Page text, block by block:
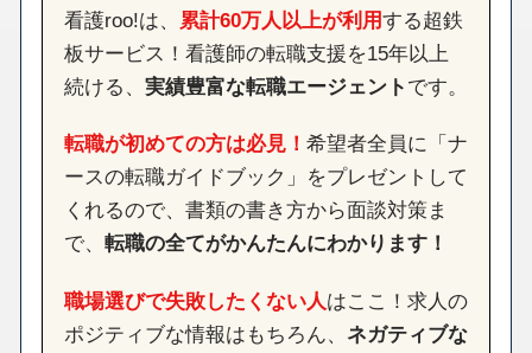
看護roo!は、 累計60万人以上が利用する超鉄
板サービス！看護師の転職支援を15年以上
続ける、 実績豊富な転職エージェント です。
転職が初めての方は必見！ 希望者全員に「ナ
ースの転職ガイドブック」をプレゼントして
くれるので、書類の書き方から面談対策ま
で、 転職の全てがかんたんにわかります！
職場選びで失敗したくない人はここ！求人の
ポジティブな情報はもちろん、 ネガティブな